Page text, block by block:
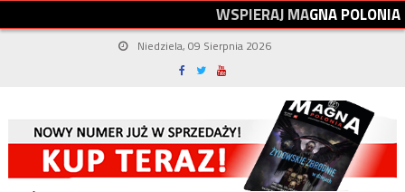
WSPIERAJMAGNAPOLONIA
Niedziela, 09 Sierpnia 2026